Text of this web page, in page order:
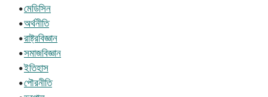
•মেডিসিন
•অর্থনীতি
•রাষ্ট্রবিজ্ঞান
•সমাজবিজ্ঞান
•ইতিহাস
•পৌরনীতি